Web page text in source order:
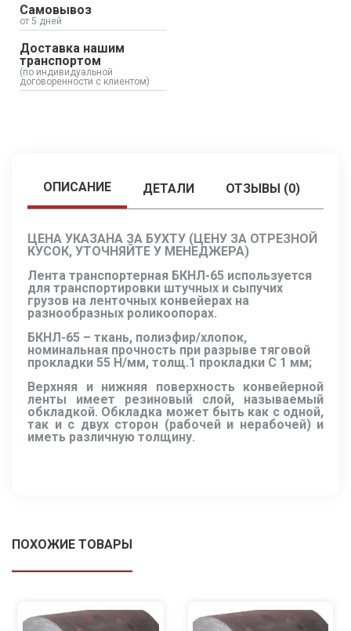
Самовывоз
от 5 дней
Доставка нашим
транспортом
(по индивидуальной
договоренности с клиентом)
ОПИСАНИЕ ДЕТАЛИ ОТЗЫВЫ (0)
ЦЕНА УКАЗАНА ЗА БУХТУ (ЦЕНУ ЗА ОТРЕЗНОЙ
КУСОК, УТОЧНЯЙТЕ У МЕНЕДЖЕРА)
Лента транспортерная БКНЛ-65 используется
для транспортировки штучных и сыпучих
грузов на ленточных конвейерах на
разнообразных роликоопорах.
БКНЛ-65 – ткань, полиэфир/хлопок,
номинальная прочность при разрыве тяговой
прокладки 55 Н/мм, толщ.1 прокладки C 1 мм;
Верхняя и нижняя поверхность конвейерной
ленты имеет резиновый слой, называемый
обкладкой. Обкладка может быть как с одной,
так и с двух сторон (рабочей и нерабочей) и
иметь различную толщину.
ПОХОЖИЕ ТОВАРЫ